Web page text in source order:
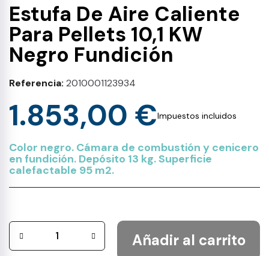
Estufa De Aire Caliente
Para Pellets 10,1 KW
Negro Fundición
Referencia 2010001123934
1.853,00 €Impuestos incluidos
Color negro. Cámara de combustión y cenicero
en fundición. Depósito 13 kg. Superficie
calefactable 95 m2.
Añadir al carrito